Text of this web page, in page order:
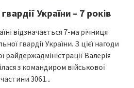
України – 7 років
відзначається 7-ма річниця
гвардії України. З цієї нагоди
райдержадміністрації Валерія
з командиром військової
частини 3061...